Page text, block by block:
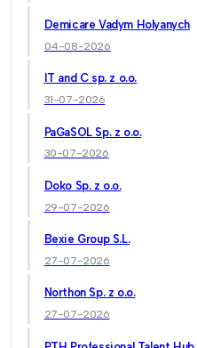
Demicare Vadym Holyanych
04-08-2026
IT and C sp. z o.o.
31-07-2026
PaGaSOL Sp. z o.o.
30-07-2026
Doko Sp. z o.o.
29-07-2026
Bexie Group S.L.
27-07-2026
Northon Sp. z o.o.
27-07-2026